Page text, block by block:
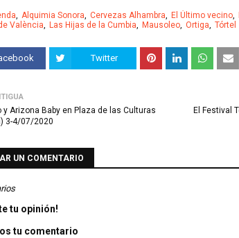
Alquimia Sonora Cervezas Alhambra El Último vecino
València
Las Hijas de la Cumbia Mausoleo Ortiga Tórtel
Twitter
El Festival
y Arizona Baby en Plaza de las Culturas
3-4/07/2020
UN COMENTARIO
tu opinión!
tu comentario